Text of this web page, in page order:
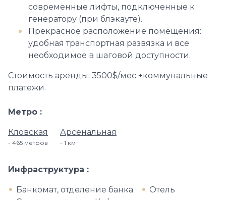
современные лифты, подключенные к
генератору (при блэкауте).
Прекрасное расположение помещения:
удобная транспортная развязка и все
необходимое в шаговой доступности.
Стоимость аренды: 3500$/мес +коммунальные
платежи.
Метро
Кловская
465 метров
Арсенальная
1 км
Инфраструктура
Банкомат, отделение банка
Отель